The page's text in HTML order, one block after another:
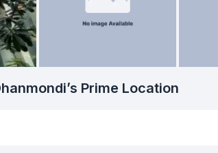
Prime Location